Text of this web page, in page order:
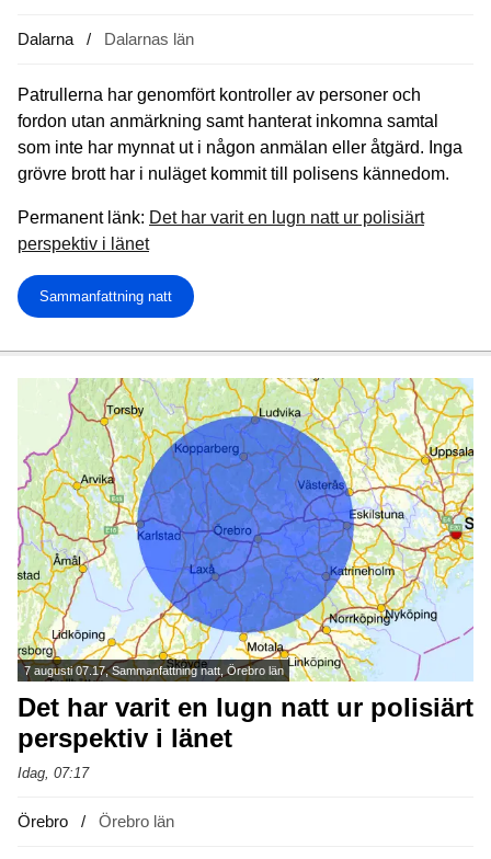
Dalarna Dalarnas län
Patrullerna har genomfört kontroller av personer och
fordon utan anmärkning samt hanterat inkomna samtal
som inte har mynnat ut i någon anmälan eller åtgärd. Inga
grövre brott har i nuläget kommit till polisens kännedom.
Permanent länk: Det har varit en lugn natt ur polisiärt
perspektiv i länet
Sammanfattning natt
7 augusti 07.17, Sammanfattning natt, Örebro län
Det har varit en lugn natt ur polisiärt
perspektiv i länet
Idag, 07:17
Örebro Örebro län